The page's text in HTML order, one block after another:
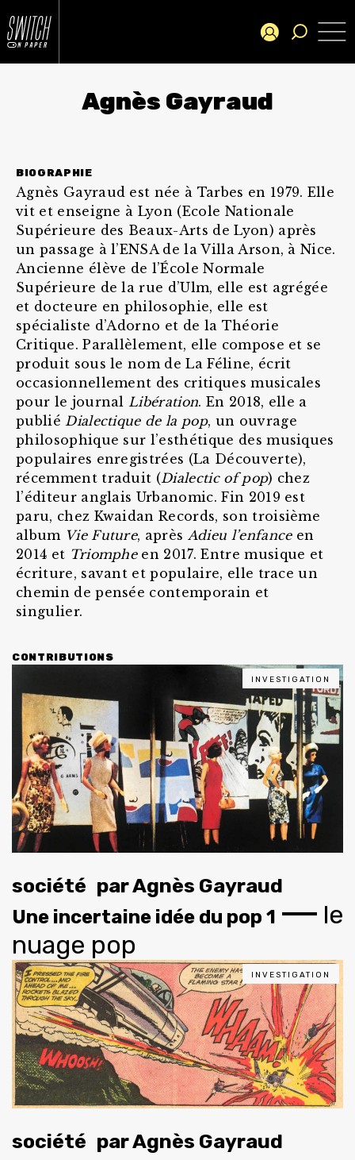
Agnès Gayraud
BIOGRAPHIE
Agnès Gayraud est née à Tarbes en 1979. Elle
vit et enseigne à Lyon (Ecole Nationale
Supérieure des Beaux-Arts de Lyon) après
un passage à l’ENSA de la Villa Arson, à Nice.
Ancienne élève de l’École Normale
Supérieure de la rue d’Ulm, elle est agrégée
et docteure en philosophie, elle est
spécialiste d’Adorno et de la Théorie
Critique. Parallèlement, elle compose et se
produit sous le nom de La Féline, écrit
occasionnellement des critiques musicales
pour le journalLibération. En 2018, elle a
publiéDialectique de la pop, un ouvrage
philosophique sur l’esthétique des musiques
populaires enregistrées (La Découverte),
récemment traduit (Dialectic of pop) chez
l’éditeur anglais Urbanomic. Fin 2019 est
paru, chez Kwaidan Records, son troisième
album Vie Future, après Adieu l’enfanceen
2014 et Triompheen 2017. Entre musique et
écriture, savant et populaire, elle trace un
chemin de pensée contemporain et
singulier.
CONTRIBUTIONS
INVESTIGATION
société parAgnès Gayraud
Une incertaine idée du pop 1
le
nuage pop
INVESTIGATION
société parAgnès Gayraud